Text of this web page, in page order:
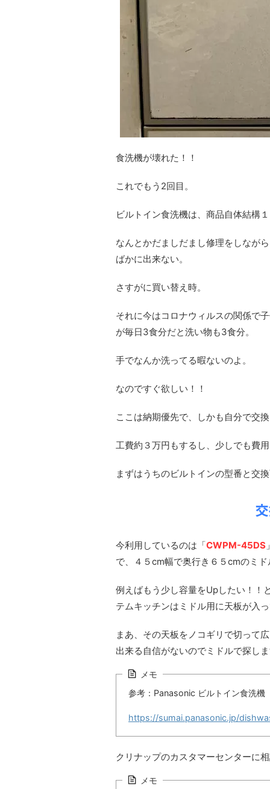
食洗機が壊れた！！
これでもう2回目。
ビルトイン食洗機は、商品自体結構
なんとかだましだまし修理をしなが
ばかに出来ない。
さすがに買い替え時。
それに今はコロナウィルスの関係で
が毎日3食分だと洗い物も3食分。
手でなんか洗ってる暇ないのよ。
なのですぐ欲しい！！
ここは納期優先で、しかも自分で交
工費約３万円もするし、少しでも費
まずはうちのビルトインの型番と交
今利用しているのは「CWPM-45DS
で、４５cm幅で奥行き６５cmのミ
例えばもう少し容量をUpしたい！！
テムキッチンはミドル用に天板が入
まあ、その天板をノコギリで切って
出来る自信がないのでミドルで探し
メモ
参考：Panasonic ビルトイン食洗
https://sumai.panasonic.jp/
クリナップのカスタマーセンターに
メモ